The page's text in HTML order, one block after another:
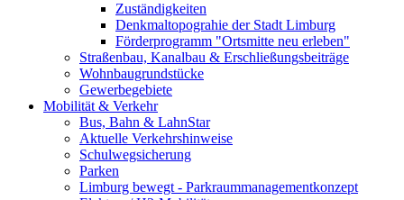
Zuständigkeiten
Denkmaltopograhie der Stadt Limburg
Förderprogramm "Ortsmitte neu erleben"
Straßenbau, Kanalbau & Erschließungsbeiträge
Wohnbaugrundstücke
Gewerbegebiete
Mobilität & Verkehr
Bus, Bahn & LahnStar
Aktuelle Verkehrshinweise
Schulwegsicherung
Parken
Limburg bewegt - Park­raum­management­konzept